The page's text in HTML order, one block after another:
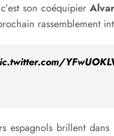
son coéquipier
rassemblement
brillent